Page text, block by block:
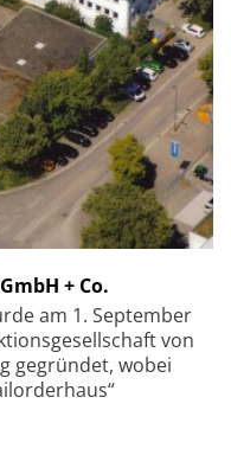
+ Co.
am 1. September
von
gegründet, wobei